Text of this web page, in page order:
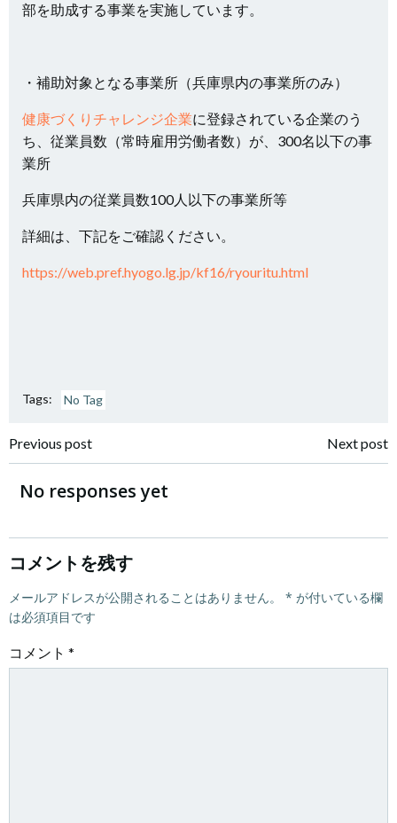
部を助成する事業を実施しています。
・補助対象となる事業所（兵庫県内の事業所のみ）
健康づくりチャレンジ企業に登録されている企業のう
ち、従業員数（常時雇用労働者数）が、300名以下の事
業所
兵庫県内の従業員数100人以下の事業所等
詳細は、下記をご確認ください。
https://web.pref.hyogo.lg.jp/kf16/ryouritu.html
Tags: No Tag
投
稿
ナ
ビ
ゲ
ー
Previous post
ナ
ゲ
Next post
No responses yet
コメントを残す
メールアドレスが公開されることはありません。 * が付いている欄
は必須項目です
コメント *